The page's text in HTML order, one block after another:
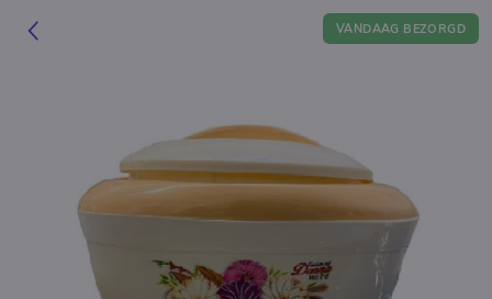
VANDAAG BEZORGD